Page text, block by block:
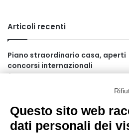
Articoli recenti
Piano straordinario casa, aperti
concorsi internazionali
farmaci in Italia
19 ore fa
Questo sito web
dati personali dei